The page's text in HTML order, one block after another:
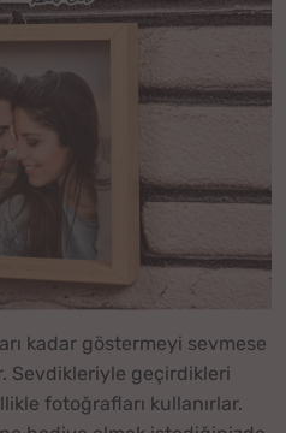
kadar göstermeyi sevmese
Sevdikleriyle geçirdikleri
fotoğrafları kullanırlar.